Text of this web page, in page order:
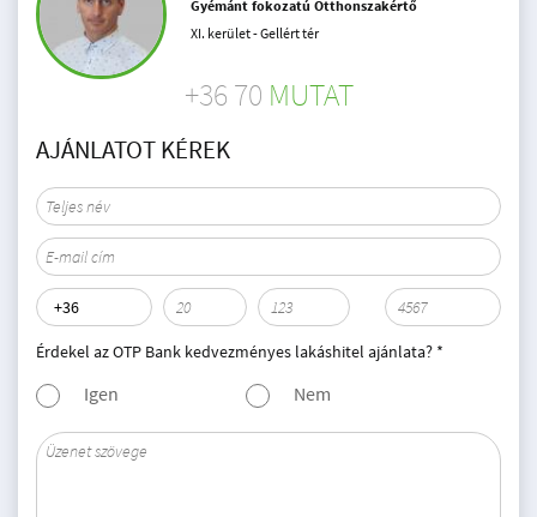
Gyémánt fokozatú Otthonszakértő
XI. kerület - Gellért tér
+36 70 MUTAT
AJÁNLATOT KÉREK
Érdekel az OTP Bank kedvezményes lakáshitel ajánlata? *
Igen Nem